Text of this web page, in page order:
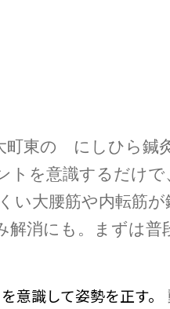
町東の にしひら鍼
トを意識するだけで
い大腰筋や内転筋
解消にも。まずは
識して姿勢を正す。